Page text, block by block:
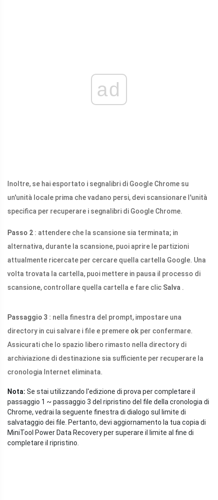
ad
Inoltre, se hai esportato i segnalibri di Google Chrome su
un'unità locale prima che vadano persi, devi scansionare l'unità
specifica per recuperare i segnalibri di Google Chrome.
Passo 2 : attendere che la scansione sia terminata; in
alternativa, durante la scansione, puoi aprire le partizioni
attualmente ricercate per cercare quella cartella Google. Una
volta trovata la cartella, puoi mettere in pausa il processo di
scansione, controllare quella cartella e fare clic Salva .
Passaggio 3 : nella finestra del prompt, impostare una
directory in cui salvare i file e premere ok per confermare.
Assicurati che lo spazio libero rimasto nella directory di
archiviazione di destinazione sia sufficiente per recuperare la
cronologia Internet eliminata.
Nota: Se stai utilizzando l'edizione di prova per completare il
passaggio 1 ~ passaggio 3 del ripristino del file della cronologia di
Chrome, vedrai la seguente finestra di dialogo sul limite di
salvataggio dei file. Pertanto, devi aggiornamento la tua copia di
MiniTool Power Data Recovery per superare il limite al fine di
completare il ripristino.